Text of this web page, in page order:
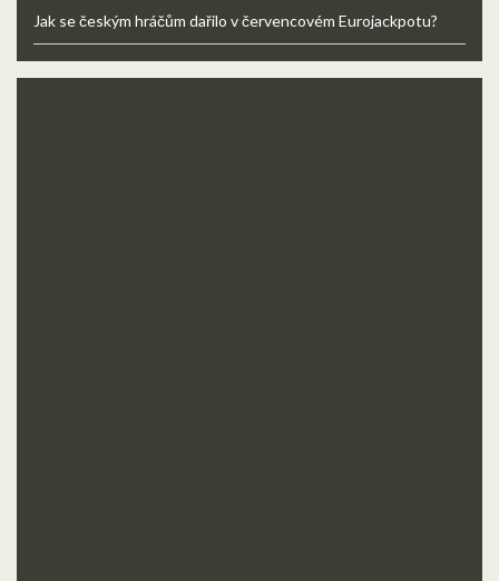
Jak se českým hráčům dařilo v červencovém Eurojackpotu?